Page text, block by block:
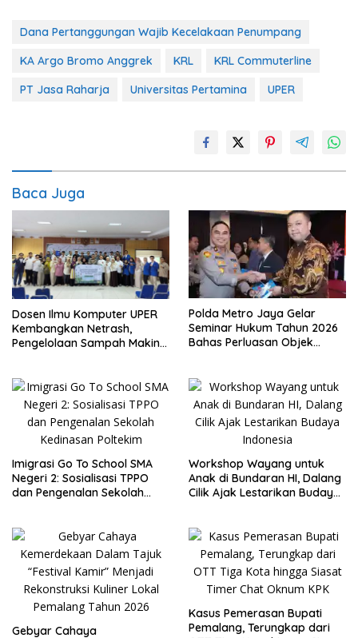
Dana Pertanggungan Wajib Kecelakaan Penumpang
KA Argo Bromo Anggrek
KRL
KRL Commuterline
PT Jasa Raharja
Universitas Pertamina UPER
Baca Juga
Dosen Ilmu Komputer UPER
Kembangkan Netrash,
Pengelolaan Sampah Makin
Polda Metro Jaya Gelar
Seminar Hukum Tahun 2026
Bahas Perluasan Objek
Imigrasi Go To School SMA
Negeri 2: Sosialisasi TPPO
dan Pengenalan Sekolah
Workshop Wayang untuk
Anak di Bundaran HI, Dalang
Cilik Ajak Lestarikan Budaya
Gebyar Cahaya
Kasus Pemerasan Bupati
Pemalang, Terungkap dari